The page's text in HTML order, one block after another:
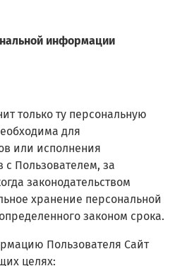
информации
только ту персональную
для
или исполнения
с Пользователем, за
законодательством
хранение персональной
законом срока.
Пользователя Сайт
целях: